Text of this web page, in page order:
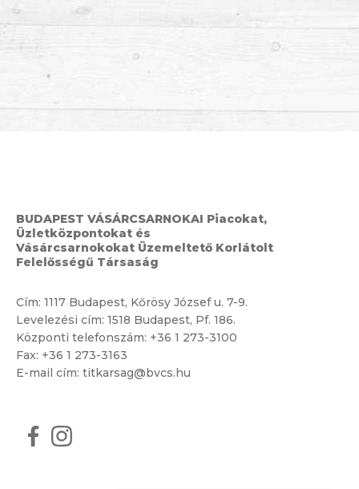
BUDAPEST VÁSÁRCSARNOKAI Piacokat,
Üzletközpontokat és
Vásárcsarnokokat Üzemeltető Korlátolt
Felelősségű Társaság
Cím: 1117 Budapest, Kőrösy József u. 7-9.
Levelezési cím: 1518 Budapest, Pf. 186.
Központi telefonszám: +36 1 273-3100
Fax: +36 1 273-3163
E-mail cím: titkarsag@bvcs.hu